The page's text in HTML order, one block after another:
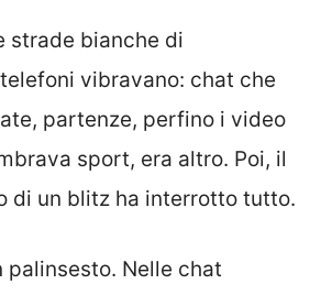
strade bianche di
vibravano: chat che
partenze, perfino i video
sport, era altro. Poi, il
di un blitz ha interrotto tutto.
palinsesto. Nelle chat